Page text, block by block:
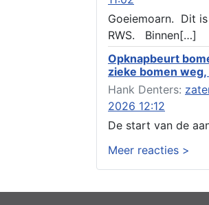
Locatiestudie Akkrum
Verlening ontheffing
Akkrum
Kennisgeving
bouwwerken, werken
een
noordzee, of
te Akkrum
Verlening
van twee bruggen
nabij nummer 6 Akkrum
gesloten
Goeiemoarn. Dit
RWS. Binnen[…]
Opknapbeurt
zieke bomen
Hank Denters:
2026 12:12
De start van de
Meer reacties >